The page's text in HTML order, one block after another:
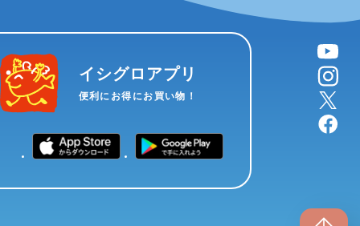
イシグロアプリ
便利にお得にお買い物！
YouTube
instagram
X
facebook